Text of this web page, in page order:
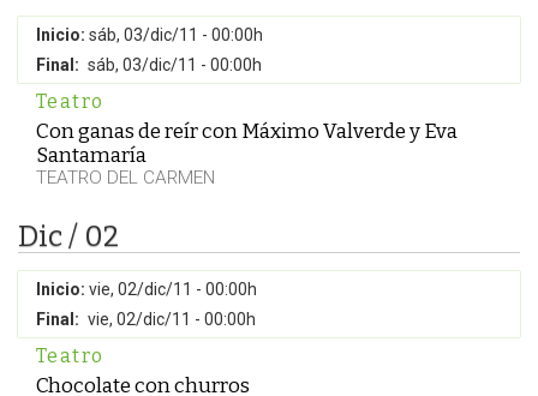
Inicio: sáb, 03/dic/11 - 00:00h
Final: sáb, 03/dic/11 - 00:00h
Teatro
Con ganas de reír con Máximo Valverde y Eva
Santamaría
TEATRO DEL CARMEN
Dic / 02
Inicio: vie, 02/dic/11 - 00:00h
Final: vie, 02/dic/11 - 00:00h
Teatro
Chocolate con churros